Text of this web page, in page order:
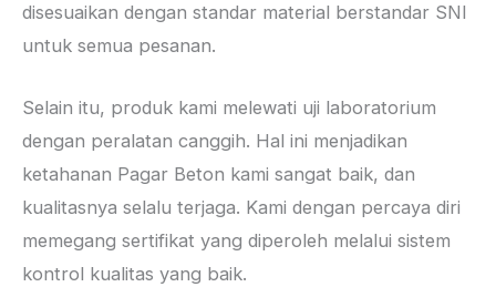
disesuaikan dengan standar material berstandar SNI
untuk semua pesanan.
Selain itu, produk kami melewati uji laboratorium
dengan peralatan canggih. Hal ini menjadikan
ketahanan Pagar Beton kami sangat baik, dan
kualitasnya selalu terjaga. Kami dengan percaya diri
memegang sertifikat yang diperoleh melalui sistem
kontrol kualitas yang baik.